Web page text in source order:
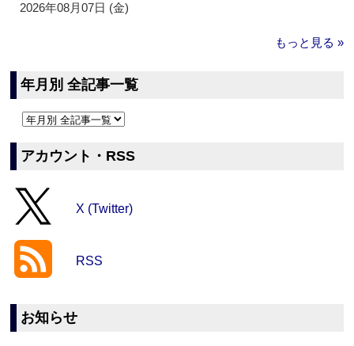
2026年08月07日 (金)
もっと見る »
年月別 全記事一覧
アカウント・RSS
X (Twitter)
RSS
お知らせ